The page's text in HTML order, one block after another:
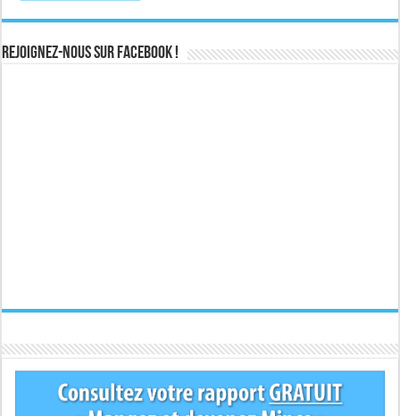
Rejoignez-nous sur Facebook !